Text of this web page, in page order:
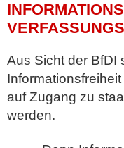
Aus Sicht der BfDI
auf Zugang zu
werden.